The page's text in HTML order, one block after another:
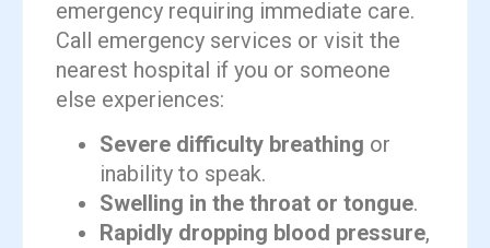
emergency requiring immediate care.
Call emergency services or visit the
nearest hospital if you or someone
else experiences:
Severe difficulty breathing or
inability to speak.
Swelling in the throat or tongue.
Rapidly dropping blood pressure,